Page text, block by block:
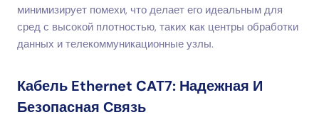
минимизирует помехи, что делает его идеальным для
сред с высокой плотностью, таких как центры обработки
данных и телекоммуникационные узлы.
Кабель Ethernet CAT7: Надежная И
Безопасная Связь